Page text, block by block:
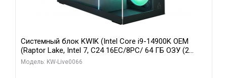
Системный блок KWIK (Intel Core i9-14900K OEM
(Raptor Lake, Intel 7, C24 16EC/8PC/ 64 ГБ ОЗУ (2
модуля)/ Gigabyte RTX5080 XTREME WATERFORCE
Модель: KW-Live0066